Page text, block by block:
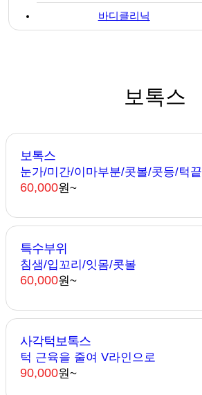
바디클리닉
보톡스
보톡스
눈가/미간/이마부분/콧볼/콧등/턱끝
60,000원~
특수부위
침샘/입꼬리/잇몸/콧볼
60,000원~
사각턱보톡스
턱 근육을 줄여 V라인으로
90,000원~